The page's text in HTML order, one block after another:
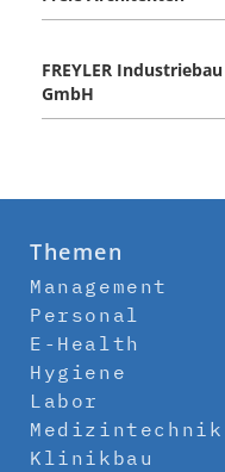
FREYLER Industriebau
GmbH
Themen
Management
Personal
E-Health
Hygiene
Labor
Medizintechnik
Klinikbau